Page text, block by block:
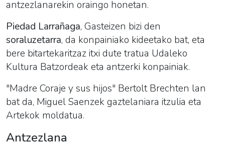
antzezlanarekin oraingo honetan.
Piedad Larrañaga, Gasteizen bizi den
soraluzetarra, da konpainiako kideetako bat, eta
bere bitartekaritzaz itxi dute tratua Udaleko
Kultura Batzordeak eta antzerki konpainiak.
"Madre Coraje y sus hijos" Bertolt Brechten lan
bat da, Miguel Saenzek gaztelaniara itzulia eta
Artekok moldatua.
Antzezlana